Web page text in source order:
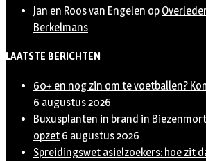
Jan en Roos van Engelen op
Berkelmans
LAATSTE BERICHTEN
60+ en nog zin om te voetballen?
6 augustus 2026
Buxusplanten in brand in
opzet 6 augustus 2026
Spreidingswet asielzoekers: hoe zit